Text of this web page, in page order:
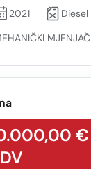
2021
Diesel
MJENJAČ
€